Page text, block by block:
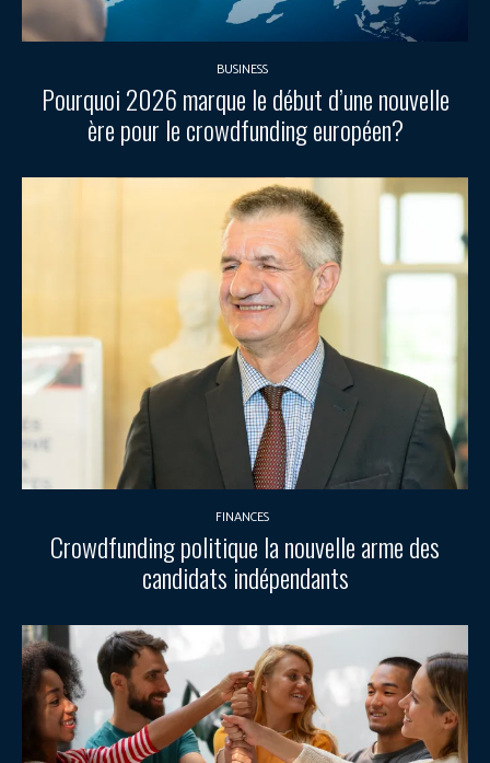
BUSINESS
Pourquoi 2026 marque le début d’une nouvelle
ère pour le crowdfunding européen?
FINANCES
Crowdfunding politique la nouvelle arme des
candidats indépendants